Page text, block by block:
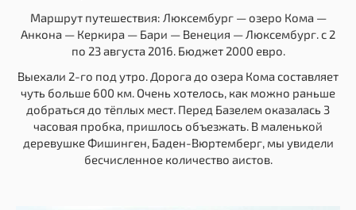
Маршрут путешествия: Люксембург — озеро Кома —
Анкона — Керкира — Бари — Венеция — Люксембург. с 2
по 23 августа 2016. Бюджет 2000 евро.
Выехали 2-го под утро. Дорога до озера Кома составляет
чуть больше 600 км. Очень хотелось, как можно раньше
добраться до тёплых мест. Перед Базелем оказалась 3
часовая пробка, пришлось объезжать. В маленькой
деревушке Фишинген, Баден-Вюртемберг, мы увидели
бесчисленное количество аистов.